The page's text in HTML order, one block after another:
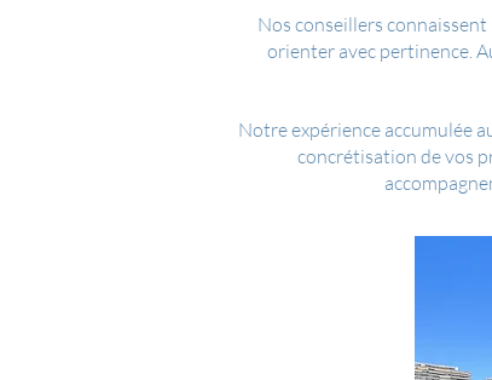
Nos conseillers
orienter avec pertinence.
Notre expérience accumulée
concrétisation de vos